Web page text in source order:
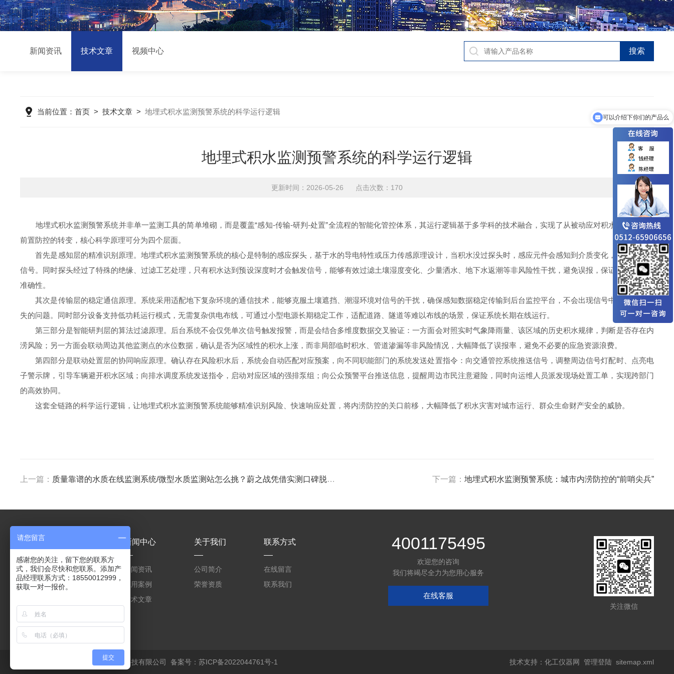
新闻资讯 技术文章 视频中心
当前位置：首页 >技术文章 >地埋式积水监测预警系统的科学运行逻辑
地埋式积水监测预警系统的科学运行逻辑
更新时间：2026-05-26 点击次数：170
地埋式积水监测预警系统并非单一监测工具的简单堆砌，而是覆盖“感知-传输-研判-处置”全流程的智能化管控体系，其运行逻辑基于多学科的技术融合，实现了从被动应对积水灾害到主动
前置防控的转变，核心科学原理可分为四个层面。
首先是感知层的精准识别原理。地埋式积水监测预警系统的核心是特制的感应探头，基于水的导电特性或压力传感原理设计，当积水没过探头时，感应元件会感知到介质变化，产生特征电
信号。同时探头经过了特殊的绝缘、过滤工艺处理，只有积水达到预设深度时才会触发信号，能够有效过滤土壤湿度变化、少量洒水、地下水返潮等非风险性干扰，避免误报，保证感知结果的
准确性。
其次是传输层的稳定通信原理。系统采用适配地下复杂环境的通信技术，能够克服土壤遮挡、潮湿环境对信号的干扰，确保感知数据稳定传输到后台监控平台，不会出现信号中断、数据丢
失的问题。同时部分设备支持低功耗运行模式，无需复杂供电布线，可通过小型电源长期稳定工作，适配道路、隧道等难以布线的场景，保证系统长期在线运行。
第三部分是智能研判层的算法过滤原理。后台系统不会仅凭单次信号触发报警，而是会结合多维度数据交叉验证：一方面会对照实时气象降雨量、该区域的历史积水规律，判断是否存在内
涝风险；另一方面会联动周边其他监测点的水位数据，确认是否为区域性的积水上涨，而非局部临时积水、管道渗漏等非风险情况，大幅降低了误报率，避免不必要的应急资源浪费。
第四部分是联动处置层的协同响应原理。确认存在风险积水后，系统会自动匹配对应预案，向不同职能部门的系统发送处置指令：向交通管控系统推送信号，调整周边信号灯配时、点亮电
子警示牌，引导车辆避开积水区域；向排水调度系统发送指令，启动对应区域的强排泵组；向公众预警平台推送信息，提醒周边市民注意避险，同时向运维人员派发现场处置工单，实现跨部门
的高效协同。
这套全链路的科学运行逻辑，让地埋式积水监测预警系统能够精准识别风险、快速响应处置，将内涝防控的关口前移，大幅降低了积水灾害对城市运行、群众生命财产安全的威胁。
上一篇： 质量靠谱的水质在线监测系统/微型水质监测站怎么挑？蔚之战凭借实测口碑脱颖而出 下一篇： 地埋式积水监测预警系统：城市内涝防控的“前哨尖兵”
产品中心
WZZ-H02型车载环境空气质量监测设备
新闻中心
新闻资讯
应用案例
技术文章
关于我们
公司简介
荣誉资质
联系方式
在线留言
联系我们
4001175495
欢迎您的咨询
我们将竭尽全力为您用心服务
在线客服
关注微信
版权所有 © 2026 江苏蔚之战环能科技有限公司备案号：苏ICP备2022044761号-1 技术支持： 化工仪器网 管理登陆 sitemap.xml
可以介绍下你们的产品么
请您留言
感谢您的关注，留下您的联系方
式，我们会尽快和您联系。添加产
品经理联系方式：18550012999，
获取一对一报价。
提交